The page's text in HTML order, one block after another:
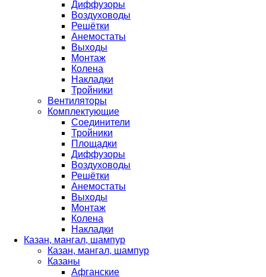
Диффузоры
Воздуховоды
Решётки
Анемостаты
Выходы
Монтаж
Колена
Накладки
Тройники
Вентиляторы
Комплектующие
Соединители
Тройники
Площадки
Диффузоры
Воздуховоды
Решётки
Анемостаты
Выходы
Монтаж
Колена
Накладки
Казан, мангал, шампур
Казан, мангал, шампур
Казаны
Афганские